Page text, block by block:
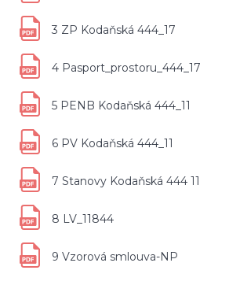
3 ZP Kodaňská 444_17
4 Pasport_prostoru_444_17
5 PENB Kodaňská 444_11
6 PV Kodaňská 444_11
7 Stanovy Kodaňská 444 11
8 LV_11844
9 Vzorová smlouva-NP